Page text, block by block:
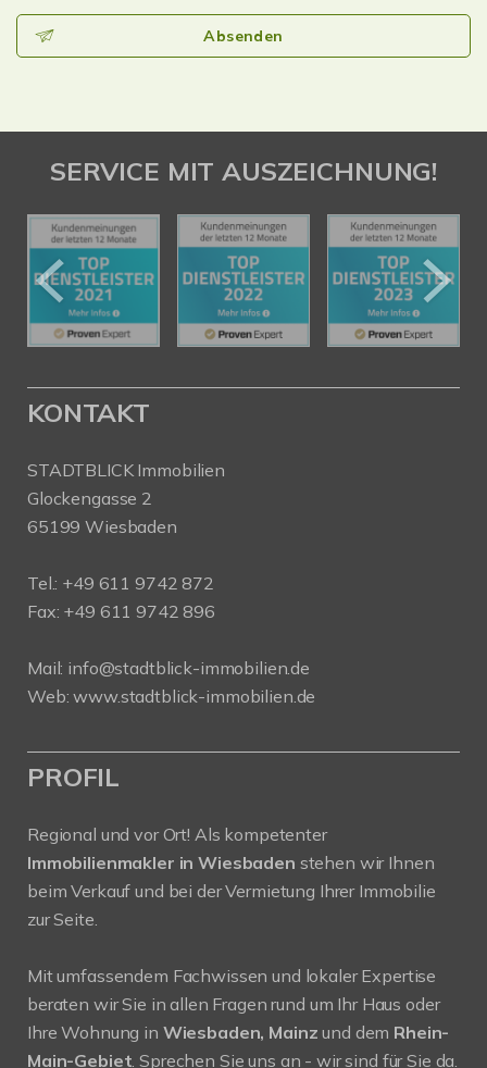
Absenden
SERVICE MIT AUSZEICHNUNG!
KONTAKT
STADTBLICK Immobilien
Glockengasse 2
65199 Wiesbaden
Tel.: +49 611 9742 872
Fax: +49 611 9742 896
Mail: info@stadtblick-immobilien.de
Web:www.stadtblick-immobilien.de
PROFIL
Regional und vor Ort! Als kompetenter
Immobilienmakler in Wiesbaden stehen wir Ihnen
beim Verkauf und bei der Vermietung Ihrer Immobilie
zur Seite.
Mit umfassendem Fachwissen und lokaler Expertise
beraten wir Sie in allen Fragen rund um Ihr Haus oder
Ihre Wohnung in Wiesbaden, Mainzund dem Rhein-
Main-Gebiet. Sprechen Sie uns an - wir sind für Sie da.